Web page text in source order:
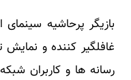
غافلگیر کننده و
رسانه ها و کاربران